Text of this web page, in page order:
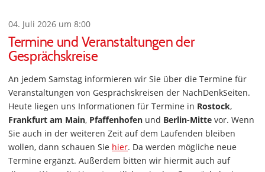
04. Juli 2026 um 8:00
Termine und Veranstaltungen der
Gesprächskreise
An jedem Samstag informieren wir Sie über die Termine für
Veranstaltungen von Gesprächskreisen der NachDenkSeiten.
Heute liegen uns Informationen für Termine in Rostock,
Frankfurt am Main, Pfaffenhofen und Berlin-Mitte vor. Wenn
Sie auch in der weiteren Zeit auf dem Laufenden bleiben
wollen, dann schauen Sie hier. Da werden mögliche neue
Termine ergänzt. Außerdem bitten wir hiermit auch auf